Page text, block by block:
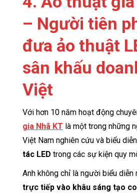
– Người tiên
đưa ảo thuật
sân khấu
Việt
Với hơn 10 năm hoạt động
gia Nhã KT là một trong những
Việt Nam nghiên cứu và biểu diễn
tác LED trong các sự kiện quy
Anh không chỉ là người biểu diễn
trực tiếp vào khâu sáng tạo